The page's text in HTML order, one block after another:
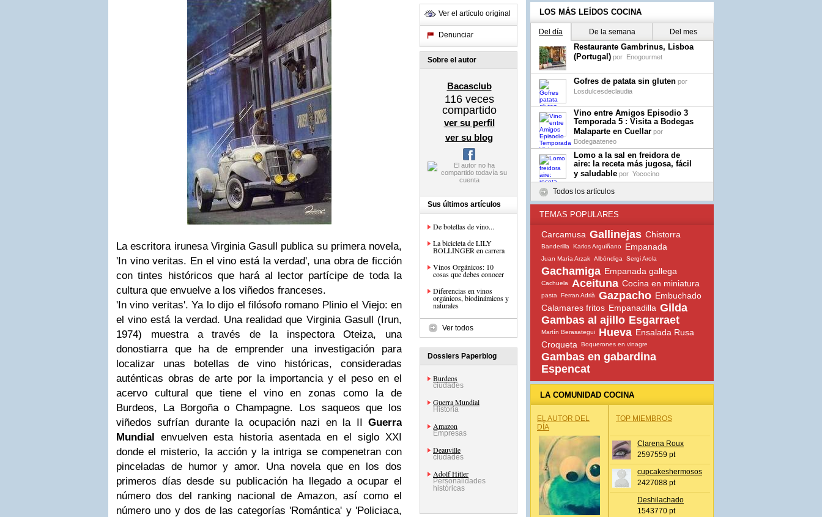
La escritora irunesa Virginia Gasull publica su primera novela,
'In vino veritas. En el vino está la verdad', una obra de ficción
con tintes históricos que hará al lector partícipe de toda la
cultura que envuelve a los viñedos franceses.
'In vino veritas'. Ya lo dijo el filósofo romano Plinio el Viejo: en
el vino está la verdad. Una realidad que Virginia Gasull (Irun,
1974) muestra a través de la inspectora Oteiza, una
donostiarra que ha de emprender una investigación para
localizar unas botellas de vino históricas, consideradas
auténticas obras de arte por la importancia y el peso en el
acervo cultural que tiene el vino en zonas como la de
Burdeos, La Borgoña o Champagne. Los saqueos que los
viñedos sufrían durante la ocupación nazi en la II Guerra
Mundial envuelven esta historia asentada en el siglo XXI
donde el misterio, la acción y la intriga se compenetran con
pinceladas de humor y amor. Una novela que en los dos
primeros días desde su publicación ha llegado a ocupar el
número dos del ranking nacional de Amazon, así como el
número uno y dos de las categorías 'Romántica' y 'Policiaca,
Ver el artículo original
Denunciar
Sobre el autor
Bacasclub
116veces
compartido
ver su perfil
ver su blog
Sus últimos artículos
De botellas de vino...
La bicicleta de LILY
BOLLINGER en carrera
Vinos Orgánicos: 10
cosas que debes conocer
Diferencias en vinos
orgánicos, biodinámicos y
naturales
Ver todos
Dossiers Paperblog
Burdeos
ciudades
Guerra Mundial
Historia
Amazon
Empresas
Deauville
ciudades
Adolf Hitler
Personalidades
históricas
LOS MÁS LEÍDOS COCINA
Del día De la semana Del mes
Restaurante Gambrinus, Lisboa
(Portugal) por Enogourmet
Gofres de patata sin gluten por
Losdulcesdeclaudia
Vino entre Amigos Episodio 3
Temporada 5 : Visita a Bodegas
Malaparte en Cuellar por
Bodegaateneo
Lomo a la sal en freidora de
aire: la receta más jugosa, fácil
y saludable por Yococino
Todos los artículos
TEMAS POPULARES
Carcamusa Gallinejas Chistorra
Banderilla Karlos Arguiñano Empanada
Juan María Arzak Albóndiga Sergi Arola
Gachamiga Empanada gallega
Cachuela Aceituna Cocina en miniatura
pasta Ferran Adrià Gazpacho Embuchado
Calamares fritos Empanadilla Gilda
Gambas al ajillo Esgarraet
Martín Berasategui Hueva Ensalada Rusa
Croqueta
Boquerones en vinagre
Gambas en gabardina
Espencat
LA COMUNIDAD COCINA
EL AUTOR DEL
DÍA
TOP MIEMBROS
Clarena Roux
2597559 pt
cupcakeshermosos
2427088 pt
Deshilachado
1543770 pt